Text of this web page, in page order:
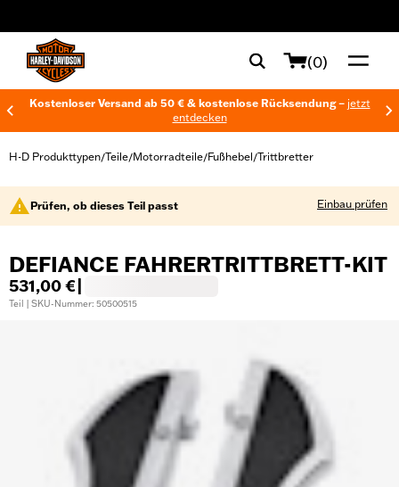
(0)
Kostenloser Versand ab 50 € & kostenlose Rücksendung – jetzt
entdecken
H-D Produkttypen/Teile/Motorradteile/Fußhebel/Trittbretter
Prüfen, ob dieses Teil passt Einbau prüfen
DEFIANCE FAHRERTRITTBRETT-KIT
531,00 €
Teil | SKU-Nummer: 50500515